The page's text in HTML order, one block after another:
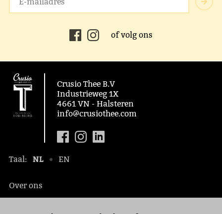
of volg ons
Crusio Thee B.V
Industrieweg 1X
4661 VN - Halsteren
info@crusiothee.com
Taal: NL EN
Over ons